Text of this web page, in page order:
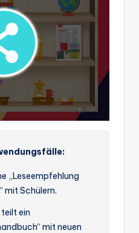
„Leseempfehlung
mit Schülern.
ein
mit neuen